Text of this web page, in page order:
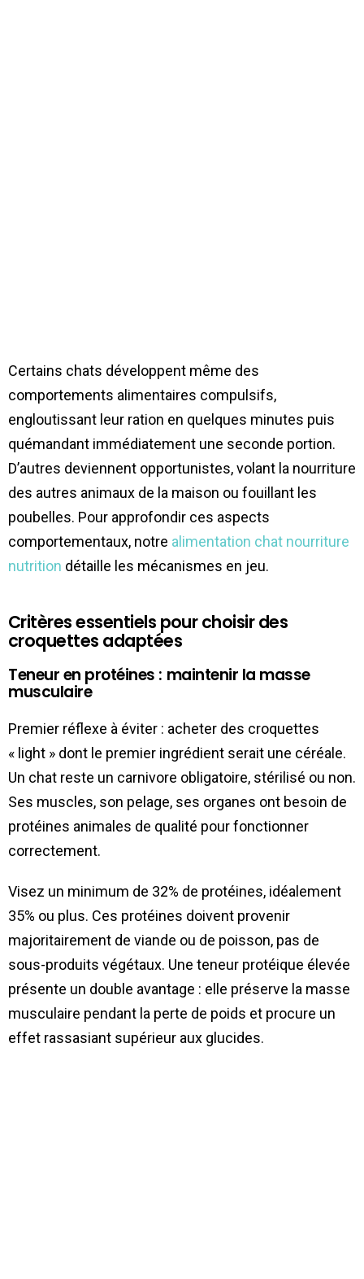
Certains chats développent même des
comportements alimentaires compulsifs,
engloutissant leur ration en quelques minutes puis
quémandant immédiatement une seconde portion.
D’autres deviennent opportunistes, volant la nourriture
des autres animaux de la maison ou fouillant les
poubelles. Pour approfondir ces aspects
comportementaux, notre alimentation chat nourriture
nutrition détaille les mécanismes en jeu.
Critères essentiels pour choisir des
croquettes adaptées
Teneur en protéines : maintenir la masse
musculaire
Premier réflexe à éviter : acheter des croquettes
« light » dont le premier ingrédient serait une céréale.
Un chat reste un carnivore obligatoire, stérilisé ou non.
Ses muscles, son pelage, ses organes ont besoin de
protéines animales de qualité pour fonctionner
correctement.
Visez un minimum de 32% de protéines, idéalement
35% ou plus. Ces protéines doivent provenir
majoritairement de viande ou de poisson, pas de
sous-produits végétaux. Une teneur protéique élevée
présente un double avantage : elle préserve la masse
musculaire pendant la perte de poids et procure un
effet rassasiant supérieur aux glucides.